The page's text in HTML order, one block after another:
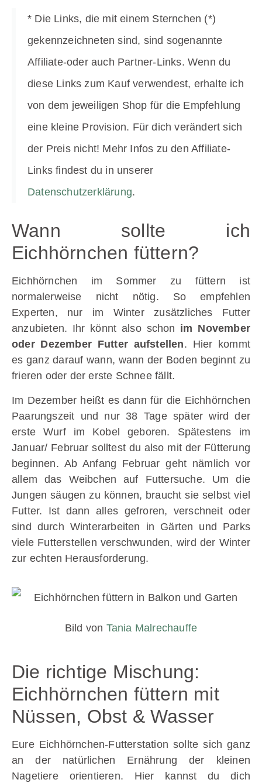
* Die Links, die mit einem Sternchen (*)
gekennzeichneten sind, sind sogenannte
Affiliate-oder auch Partner-Links. Wenn du
diese Links zum Kauf verwendest, erhalte ich
von dem jeweiligen Shop für die Empfehlung
eine kleine Provision. Für dich verändert sich
der Preis nicht! Mehr Infos zu den Affiliate-
Links findest du in unserer
Datenschutzerklärung.
Wann sollte ich
Eichhörnchen füttern?
Eichhörnchen im Sommer zu füttern ist
normalerweise nicht nötig. So empfehlen
Experten, nur im Winter zusätzliches Futter
anzubieten. Ihr könnt also schon im November
oder Dezember Futter aufstellen. Hier kommt
es ganz darauf wann, wann der Boden beginnt zu
frieren oder der erste Schnee fällt.
Im Dezember heißt es dann für die Eichhörnchen
Paarungszeit und nur 38 Tage später wird der
erste Wurf im Kobel geboren. Spätestens im
Januar/ Februar solltest du also mit der Fütterung
beginnen. Ab Anfang Februar geht nämlich vor
allem das Weibchen auf Futtersuche. Um die
Jungen säugen zu können, braucht sie selbst viel
Futter. Ist dann alles gefroren, verschneit oder
sind durch Winterarbeiten in Gärten und Parks
viele Futterstellen verschwunden, wird der Winter
zur echten Herausforderung.
Bild von Tania Malrechauffe
Die richtige Mischung:
Eichhörnchen füttern mit
Nüssen, Obst & Wasser
Eure Eichhörnchen-Futterstation sollte sich ganz
an der natürlichen Ernährung der kleinen
Nagetiere orientieren. Hier kannst du dich